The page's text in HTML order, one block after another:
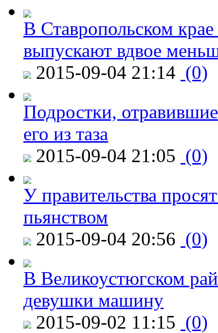
В Ставропольском
выпускают вдвое
2015-09-04 21:14 (0)
Подростки,
его из таза
2015-09-04 21:05 (0)
У правительства
пьянством
2015-09-04 20:56 (0)
В Великоустюгском
девушки машину
2015-09-02 11:15 (0)